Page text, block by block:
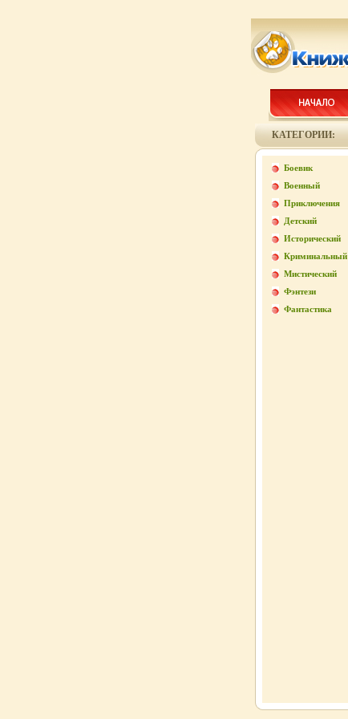
КАТЕГОРИИ:
Боевик
Военный
Приключения
Детский
Исторический
Криминальный
Мистический
Фэнтези
Фантастика